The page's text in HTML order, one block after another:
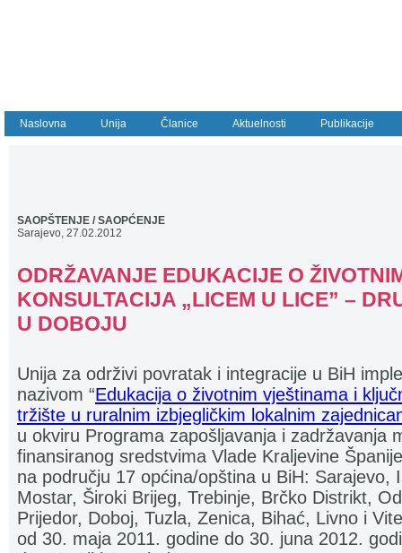
Naslovna Unija Članice Aktuelnosti Publikacije
SAOPŠTENJE / SAOPĆENJE
Sarajevo, 27.02.2012
ODRŽAVANJE EDUKACIJE O
KONSULTACIJA „LICEM U LICE” –
U DOBOJU
Unija za održivi povratak i integracije u BiH
nazivom “Edukacija o životnim vještinama i
tržište u ruralnim izbjegličkim lokalnim
u okviru Programa zapošljavanja i zadržavanja
finansiranog sredstvima Vlade Kraljevine
na području 17 općina/opština u BiH: Sarajevo,
Mostar, Široki Brijeg, Trebinje, Brčko Distrikt,
Prijedor, Doboj, Tuzla, Zenica, Bihać, Livno i
od 30. maja 2011. godine do 30. juna 2012.